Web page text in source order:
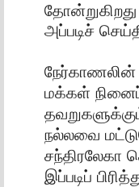
அப்படிச்
நேர்காணலின்
மக்கள்
நல்லவை
சந்திரலேகா
இப்படிப்